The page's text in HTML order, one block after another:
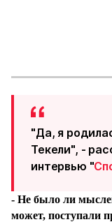
"Да, я
Текели", -
интервью "
- Не было ли
может, поступали